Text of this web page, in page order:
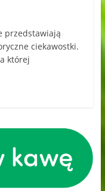
przedstawiają
ciekawostki.
której